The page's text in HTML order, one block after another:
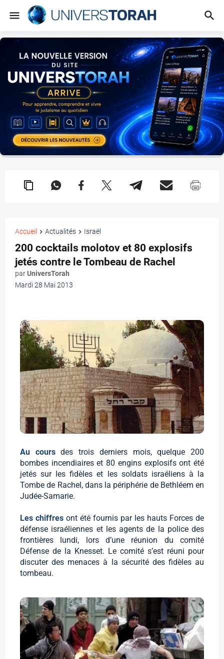
Accueil Actualités Israël
200 cocktails molotov et 80 explosifs
jetés contre le Tombeau de Rachel
parUniversTorah
Mardi 28 Mai 2013
Au coursdes trois derniers mois, quelque 200
bombes incendiaires et 80 engins explosifs ont été
jetés sur les fidèles et les soldats israéliens à la
Tombe de Rachel, dans la périphérie de Bethléem en
Judée-Samarie.
Les chiffres ont été fournis par les hauts Forces de
défense israéliennes et les agents de la police des
frontières lundi, lors d’une réunion du comité
Défense de la Knesset. Le comité s’est réuni pour
discuter des menaces à la sécurité des fidèles au
tombeau.